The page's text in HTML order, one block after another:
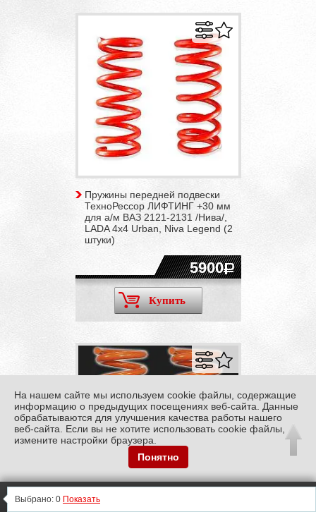
Выбрано: 0 Показать
Пружины передней подвески
ТехноРессор ЛИФТИНГ +30 мм
для а/м ВАЗ 2121-2131 /Нива/,
LADA 4x4 Urban, Niva Legend (2
штуки)
5900
Купить
Информация
На нашем сайте мы используем cookie файлы, содержащие
информацию о предыдущих посещениях веб-сайта. Данные
обрабатываются для улучшения качества работы нашего
веб-сайта. Если вы не хотите использовать cookie файлы,
измените настройки браузера.
Понятно